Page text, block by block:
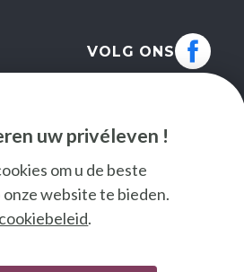
uw privéleven !
om u de beste
website te bieden.
cookiebeleid.
VOLG ONS